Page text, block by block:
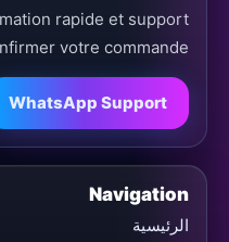
rapide et support
votre commande.
WhatsApp Support
Navigation
الرئيسية